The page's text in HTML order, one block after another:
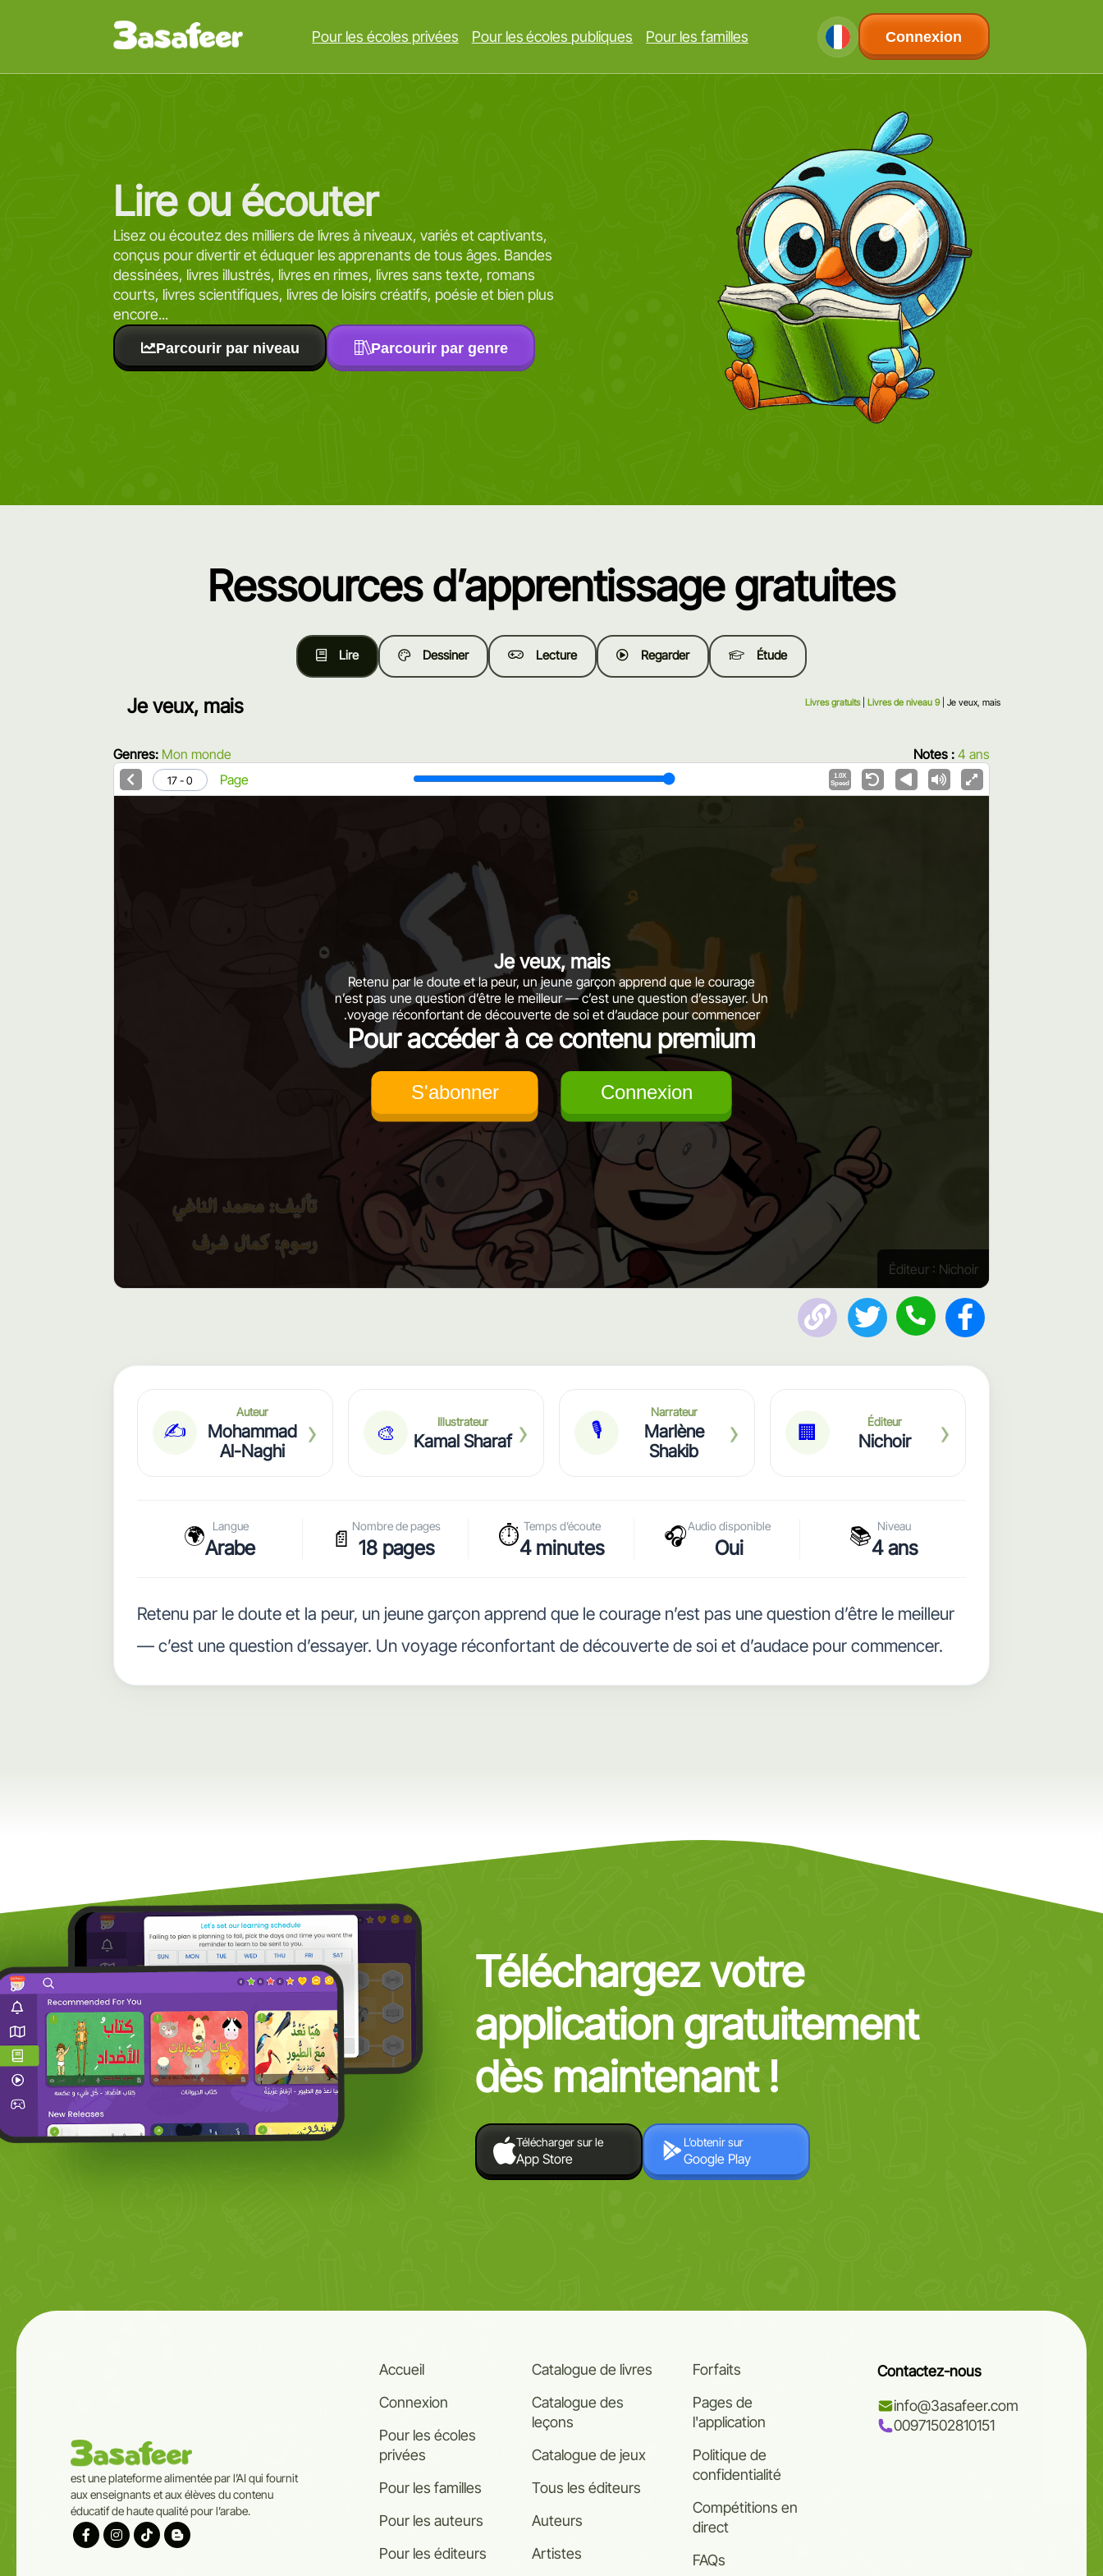
Pour les écoles privées Pour les écoles publiques Pour les familles Connexion
Lire ou écouter
Lisez ou écoutez des milliers de livres à niveaux, variés et captivants,
conçus pour divertir et éduquer les apprenants de tous âges. Bandes
dessinées, livres illustrés, livres en rimes, livres sans texte, romans
courts, livres scientifiques, livres de loisirs créatifs, poésie et bien plus
encore...
Parcourir par niveau Parcourir par genre
Ressources d’apprentissage gratuites
Lire Dessiner Lecture Regarder Étude
Je veux, mais Livres gratuits|Livres de niveau 9| Je veux, mais
Genres: Mon monde Notes : 4 ans
1.0X
Speed
Page
0 - 17
Je veux, mais
Retenu par le doute et la peur, un jeune garçon apprend que le courage
n’est pas une question d’être le meilleur — c’est une question d’essayer. Un
voyage réconfortant de découverte de soi et d’audace pour commencer.
Pour accéder à ce contenu premium
Connexion
S'abonner
Éditeur : Nichoir
✍️
Auteur
Mohammad
Al-Naghi
› 🎨 Illustrateur
Kamal Sharaf › 🎙
Narrateur
Marlène
Shakib
› 🏢 Éditeur
Nichoir ›
🌍 Langue
Arabe 📄
Nombre de pages
18 pages ⏱️ Temps d’écoute
4 minutes 🎧Audio disponible
Oui 📚 Niveau
4 ans
Retenu par le doute et la peur, un jeune garçon apprend que le courage n’est pas une question d’être le meilleur
— c’est une question d’essayer. Un voyage réconfortant de découverte de soi et d’audace pour commencer.
Téléchargez votre
application gratuitement
dès maintenant !
Télécharger sur le
App Store
L’obtenir sur
Google Play
est une plateforme alimentée par l’AI qui fournit
aux enseignants et aux élèves du contenu
éducatif de haute qualité pour l’arabe.
Accueil
Connexion
Pour les écoles
privées
Pour les familles
Pour les auteurs
Pour les éditeurs
Catalogue de livres
Catalogue des
leçons
Catalogue de jeux
Tous les éditeurs
Auteurs
Artistes
Forfaits
Pages de
l'application
Politique de
confidentialité
Compétitions en
direct
FAQs
Contactez-nous
info@3asafeer.com
00971502810151